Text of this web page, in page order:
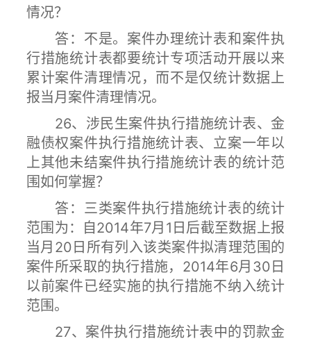
情况？
答：不是。案件办理统计表和案件执
行措施统计表都要统计专项活动开展以来
累计案件清理情况，而不是仅统计数据上
报当月案件清理情况。
26、涉民生案件执行措施统计表、金
融债权案件执行措施统计表、立案一年以
上其他未结案件执行措施统计表的统计范
围如何掌握？
答：三类案件执行措施统计表的统计
范围为：自2014年7月1日后截至数据上报
当月20日所有列入该类案件拟清理范围的
案件所采取的执行措施，2014年6月30日
以前案件已经实施的执行措施不纳入统计
范围。
27、案件执行措施统计表中的罚款金